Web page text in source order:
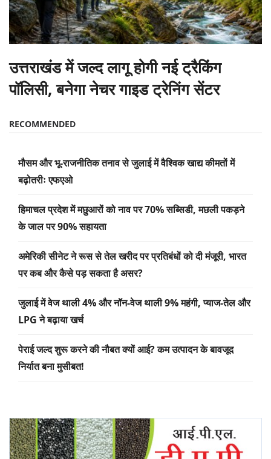
उत्तराखंड में जल्द लागू होगी नई ट्रैकिंग
पॉलिसी, बनेगा नेचर गाइड ट्रेनिंग सेंटर
RECOMMENDED
मौसम और भू-राजनीतिक तनाव से जुलाई में वैश्विक खाद्य कीमतों में
बढ़ोतरीः एफएओ
हिमाचल प्रदेश में मछुआरों को नाव पर 70% सब्सिडी, मछली पकड़ने
के जाल पर 90% सहायता
अमेरिकी सीनेट ने रूस से तेल खरीद पर प्रतिबंधों को दी मंजूरी, भारत
पर कब और कैसे पड़ सकता है असर?
जुलाई में वेज थाली 4% और नॉन-वेज थाली 9% महंगी, प्याज-तेल और
LPG ने बढ़ाया खर्च
पेराई जल्द शुरू करने की नौबत क्यों आई? कम उत्पादन के बावजूद
निर्यात बना मुसीबत!